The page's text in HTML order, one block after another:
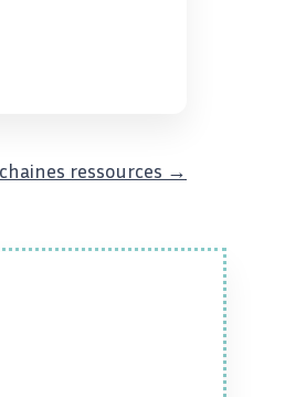
ressources →